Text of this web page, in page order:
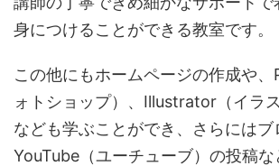
身につけることができる教室です。
この他にもホームページの作成や
ォトショップ）、Illustrator（イラ
なども学ぶことができ、さらにはブ
YouTube（ユーチューブ）の投稿な